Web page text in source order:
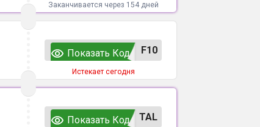
Заканчивается через 154 дней
F10
Показать Код
Истекает сегодня
TAL
Показать Код